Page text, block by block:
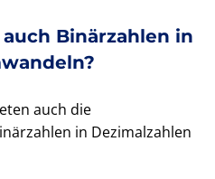
Binärzahlen in
auch die
in Dezimalzahlen